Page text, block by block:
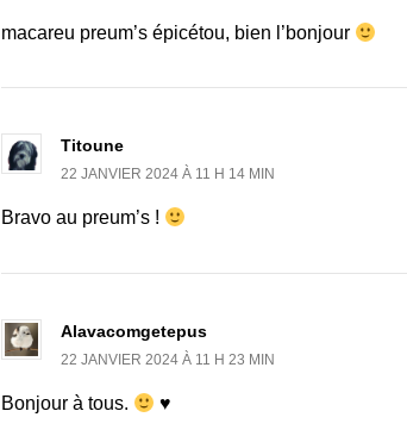
macareu preum’s épicétou, bien l’bonjour
Titoune
22 JANVIER 2024 À 11 H 14 MIN
Bravo au preum’s !
Alavacomgetepus
22 JANVIER 2024 À 11 H 23 MIN
Bonjour à tous. ♥